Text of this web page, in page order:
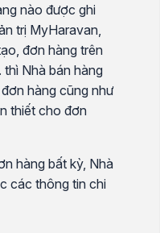
nào được ghi
trị MyHaravan,
đơn hàng trên
thì Nhà bán hàng
hàng cũng như
thiết cho đơn
hàng bất kỳ, Nhà
các thông tin chi